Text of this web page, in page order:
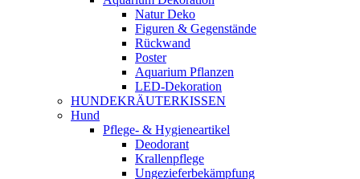
Natur Deko
Figuren & Gegenstände
Rückwand
Poster
Aquarium Pflanzen
LED-Dekoration
HUNDEKRÄUTERKISSEN
Hund
Pflege- & Hygieneartikel
Deodorant
Krallenpflege
Ungezieferbekämpfung